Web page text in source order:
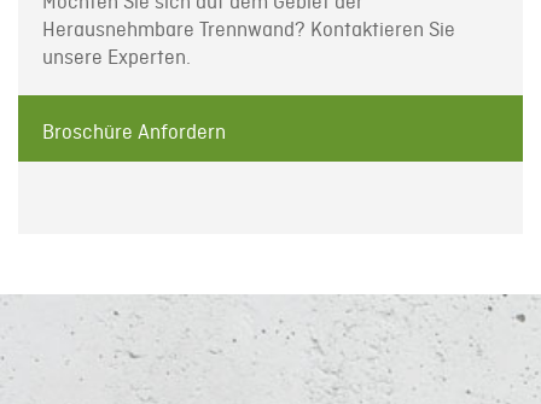
Herausnehmbare Trennwand? Kontaktieren Sie
unsere Experten.
Broschüre Anfordern